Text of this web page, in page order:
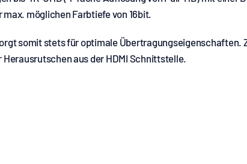
möglichen Farbtiefe von 16bit.
somit stets für optimale Übertragungseigenschaften.
aus der HDMI Schnittstelle.